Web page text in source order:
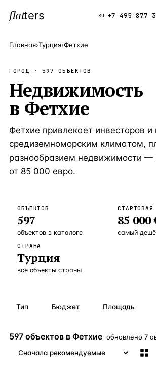
flatters RU +7 495 877
ПОПУЛЯРНЫЕ НАПРАВЛЕНИЯ
Турция
Россия
Кипр —Страна
Таиланд —Страна
Алания
Новороссийск
Турция Россия Испания Кипр
Главная›Турция›Фетхие
ГОРОД · 597 ОБЪЕКТОВ
Недвижимость
в Фетхие
Фетхие привлекает инвесторов и
средиземноморским климатом,
разнообразием недвижимости —
от 85 000 евро.
ОБЪЕКТОВ
597
объектов в каталоге
СТАРТОВАЯ
85 000
самый
СТРАНА
Турция
все объекты страны
Тип Бюджет Площадь
597 объектов в Фетхие обновлено 7